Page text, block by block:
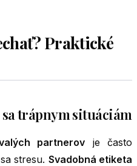
Praktické
trápnym situáciám
partnerov je často
stresu. Svadobná etiketa